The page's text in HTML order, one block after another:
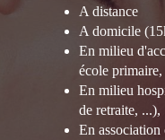
A distance
A domicile
En milieu
école
En milieu
de retraite, ...),
En